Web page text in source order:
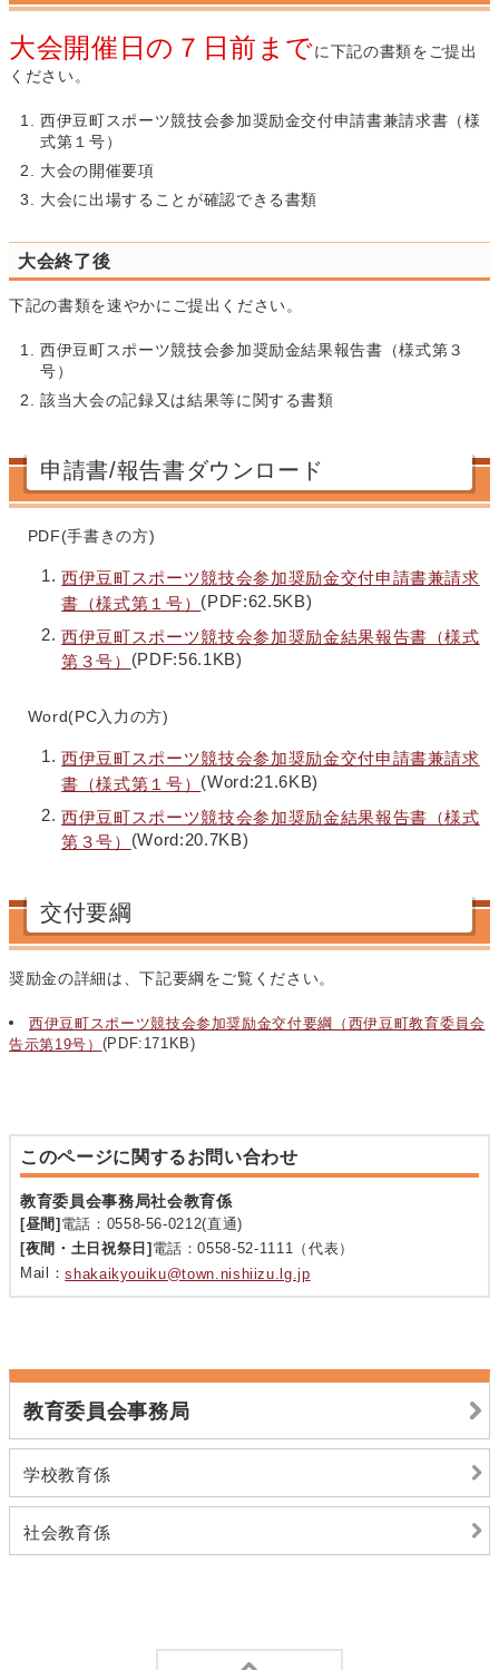
大会開催日の７日前までに下記の書類をご提出
ください。
西伊豆町スポーツ競技会参加奨励金交付申請書兼請求書（様
式第１号）
大会の開催要項
大会に出場することが確認できる書類
大会終了後
下記の書類を速やかにご提出ください。
西伊豆町スポーツ競技会参加奨励金結果報告書（様式第３
号）
該当大会の記録又は結果等に関する書類
申請書/報告書ダウンロード
PDF(手書きの方)
西伊豆町スポーツ競技会参加奨励金交付申請書兼請求
書（様式第１号） (PDF:62.5KB)
西伊豆町スポーツ競技会参加奨励金結果報告書（様式
第３号） (PDF:56.1KB)
Word(PC入力の方)
西伊豆町スポーツ競技会参加奨励金交付申請書兼請求
書（様式第１号） (Word:21.6KB)
西伊豆町スポーツ競技会参加奨励金結果報告書（様式
第３号） (Word:20.7KB)
交付要綱
奨励金の詳細は、下記要綱をご覧ください。
西伊豆町スポーツ競技会参加奨励金交付要綱（西伊豆町教育委員会
告示第19号） (PDF:171KB)
このページに関するお問い合わせ
教育委員会事務局社会教育係
[昼間] 電話：0558-56-0212(直通)
[夜間・土日祝祭日] 電話：0558-52-1111（代表）
Mail：shakaikyouiku@town.nishiizu.lg.jp
教育委員会事務局
学校教育係
社会教育係